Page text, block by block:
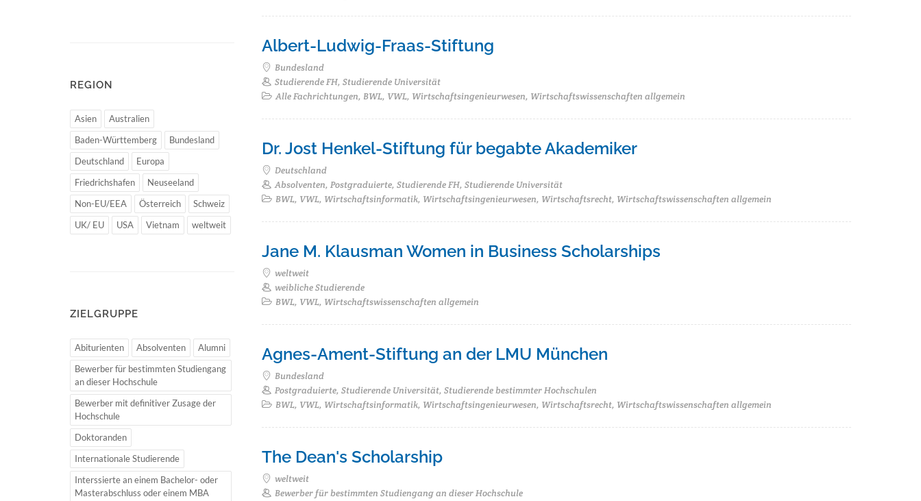
Albert-Ludwig-Fraas-Stiftung
Bundesland
Studierende FH, Studierende Universität
Alle Fachrichtungen, BWL, VWL, Wirtschaftsingenieurwesen, Wirtschaftswissenschaften allgemein
Dr. Jost Henkel-Stiftung für begabte Akademiker
Deutschland
Absolventen, Postgraduierte, Studierende FH, Studierende Universität
BWL, VWL, Wirtschaftsinformatik, Wirtschaftsingenieurwesen, Wirtschaftsrecht, Wirtschaftswissenschaften allgemein
Jane M. Klausman Women in Business Scholarships
weltweit
weibliche Studierende
BWL, VWL, Wirtschaftswissenschaften allgemein
Agnes-Ament-Stiftung an der LMU München
Bundesland
Postgraduierte, Studierende Universität, Studierende bestimmter Hochschulen
BWL, VWL, Wirtschaftsinformatik, Wirtschaftsingenieurwesen, Wirtschaftsrecht, Wirtschaftswissenschaften allgemein
The Dean's Scholarship
weltweit
Bewerber für bestimmten Studiengang an dieser Hochschule
REGION
Asien
Australien
Baden-Württemberg
Bundesland
Deutschland
Europa
Friedrichshafen
Neuseeland
Non-EU/EEA
Österreich
Schweiz
UK/ EU
USA Vietnam weltweit
ZIELGRUPPE
Abiturienten Absolventen
Alumni
Bewerber für bestimmten Studiengang
an dieser Hochschule
Bewerber mit definitiver Zusage der
Hochschule
Doktoranden
Internationale Studierende
Interssierte an einem Bachelor- oder
Masterabschluss oder einem MBA